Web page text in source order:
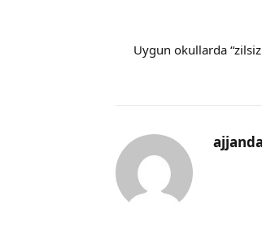
Uygun okullarda
ajjanda